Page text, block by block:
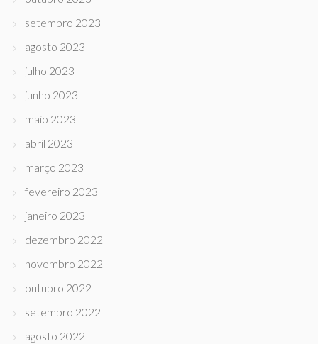
setembro 2023
agosto 2023
julho 2023
junho 2023
maio 2023
abril 2023
março 2023
fevereiro 2023
janeiro 2023
dezembro 2022
novembro 2022
outubro 2022
setembro 2022
agosto 2022